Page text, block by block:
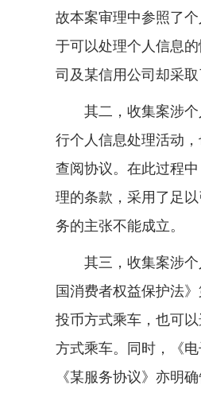
故本案审理中参照了
于可以处理个人信息
司及某信用公司却采
其二，收集案涉个人
行个人信息处理活动
查阅协议。在此过程
理的条款，采用了足
务的主张不能成立。
其三，收集案涉个人
国消费者权益保护法
投币方式乘车，也可
方式乘车。同时，《
《某服务协议》亦明